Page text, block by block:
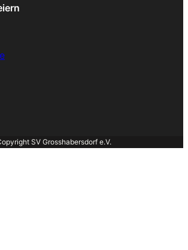
SV Grosshabersdorf e.V.